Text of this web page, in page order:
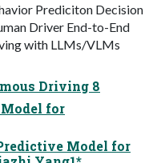
Prediciton Decision
Driver End-to-End
with LLMs/VLMs
Driving 8
for
Model for